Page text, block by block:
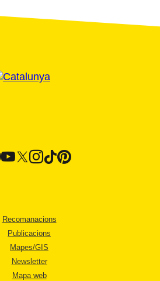
Recomanacions
Publicacions
Mapes/GIS
Newsletter
Mapa web